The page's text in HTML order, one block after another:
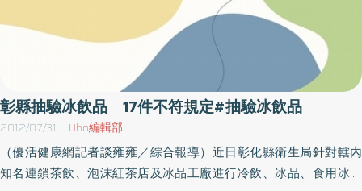
彰縣抽驗冰飲品 17件不符規定#抽驗冰飲品
2012/07/31 Uho編輯部
（優活健康網記者談雍雍／綜合報導）近日彰化縣衛生局針對轄內
知名連鎖茶飲、泡沫紅茶店及冰品工廠進行冷飲、冰品、食用冰塊